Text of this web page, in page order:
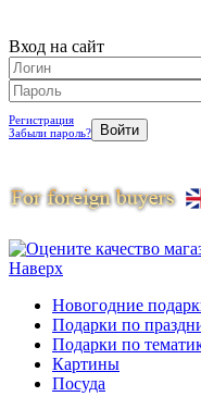
Вход на сайт
Регистрация
Забыли пароль?
Наверх
Новогодние
Подарки по
Подарки по
Картины
Посуда